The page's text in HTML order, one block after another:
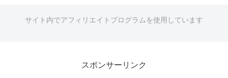
サイト内でアフィリエイトプログラムを使用しています
スポンサーリンク